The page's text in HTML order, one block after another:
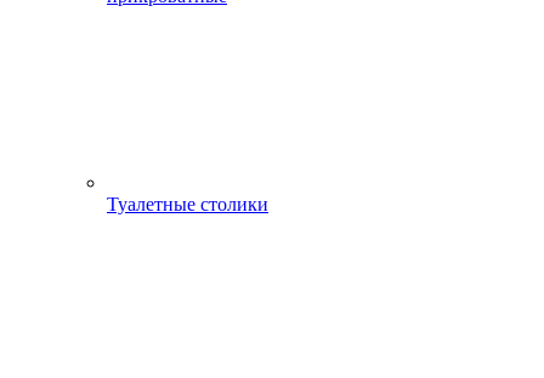
Туалетные столики